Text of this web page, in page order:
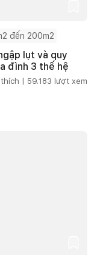
đến 200m2
lụt và quy
đình 3 thế hệ
| 59.183 lượt xem